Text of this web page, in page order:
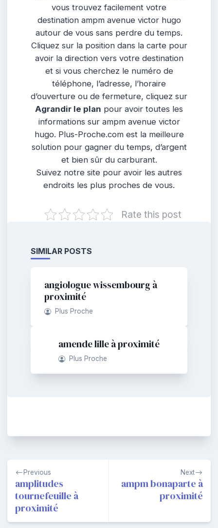
vous trouvez facilement votre
destination ampm avenue victor hugo
autour de vous sans perdre du temps.
Cliquez sur la position dans la carte pour
avoir la direction vers votre destination
et si vous cherchez le numéro de
téléphone, l’adresse, l’horaire
d’ouverture ou de fermeture, cliquez sur
Agrandir le plan pour avoir toutes les
informations sur ampm avenue victor
hugo. Plus-Proche.com est la meilleure
solution pour gagner du temps, d’argent
et bien sûr du carburant.
Suivez notre site pour avoir les autres
endroits les plus proches de vous.
Rate this post
SIMILAR POSTS
angiologue wissembourg à
proximité
Plus Proche
amende lille à proximité
Plus Proche
Navigation
de
l’article
Previous
amplitudes
tournefeuille à
proximité
Next
ampm bonaparte à
proximité